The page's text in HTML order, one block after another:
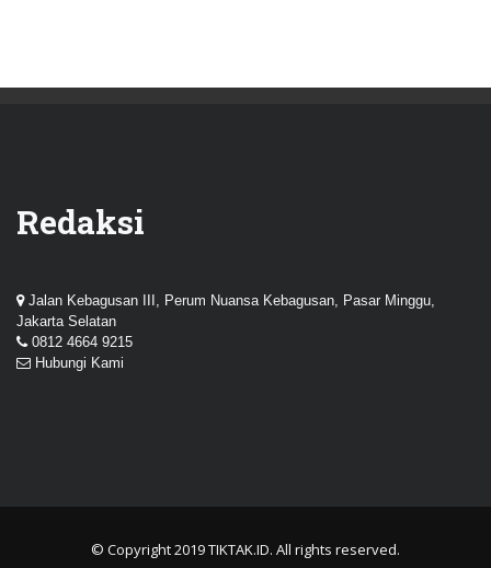
Redaksi
Jalan Kebagusan III, Perum Nuansa Kebagusan, Pasar Minggu,
Jakarta Selatan
0812 4664 9215
Hubungi Kami
© Copyright 2019TIKTAK.ID. All rights reserved.